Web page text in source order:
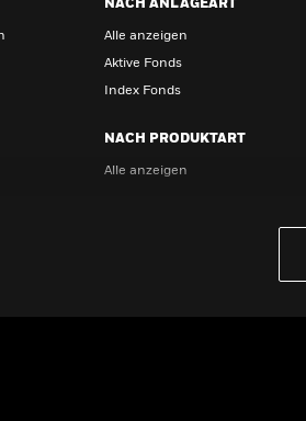
NACH ANLAGEART
Alle anzeigen
Aktive Fonds
Index Fonds
NACH PRODUKTART
Alle anzeigen